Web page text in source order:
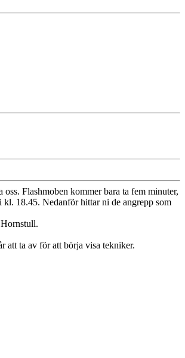
Flashmoben kommer bara ta fem minuter,
kl. 18.45. Nedanför hittar ni de angrepp som
att ta av för att börja visa tekniker.